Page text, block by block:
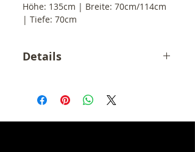
Höhe: 135cm | Breite: 70cm/114cm
| Tiefe: 70cm
Details
Endpreis inkl. 19% MwSt.
zzgl. Versandkosten (55,- €)